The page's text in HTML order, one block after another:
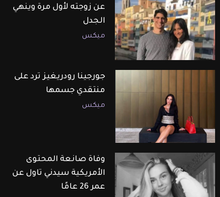
عن زوجته لأول مرة وينهي
الجدل
ميكس
جورجينا رودريغيز ترد على
منتقدي جسمها
ميكس
وفاة صانعة المحتوى
الأمريكية سيدني تاول عن
عمر 26 عامًا